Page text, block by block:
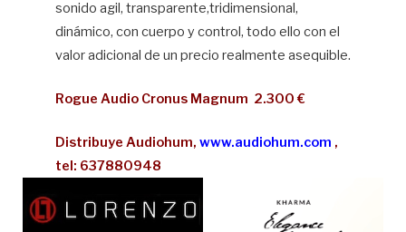
sonido agil, transparente,tridimensional,
dinámico, con cuerpo y control, todo ello con el
valor adicional de un precio realmente asequible.
Rogue Audio Cronus Magnum 2.300 €
Distribuye Audiohum, www.audiohum.com ,
tel: 637880948